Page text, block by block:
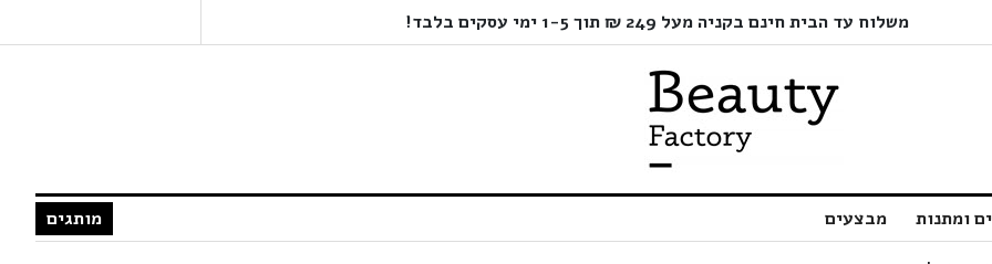
משלוח עד הבית חינם בקניה מעל 249 ₪ תוך 1-5 ימי עסקים בלבד!
ומתנות מבצעים מותגים